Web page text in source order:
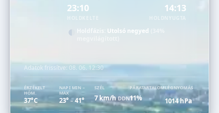
23:10 14:13
HOLDNYUGTA
Holdfázis: Utolsó negyed
Adatok frissítve: 08. 06. 12:30
ÉRZÉKELT
HŐM.
37°C
NAPI MIN –
MAX
23° –41°
SZÉL
7 km/hDDNY
PÁRATARTALOM
11%
LÉGNYOMÁS
1014 hPa